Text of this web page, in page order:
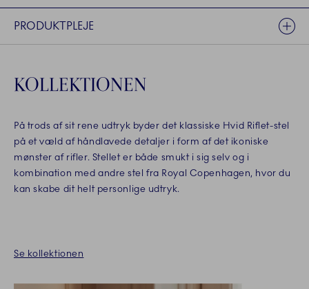
PRODUKTPLEJE
KOLLEKTIONEN
På trods af sit rene udtryk byder det klassiske Hvid Riflet-stel
på et væld af håndlavede detaljer i form af det ikoniske
mønster af rifler. Stellet er både smukt i sig selv og i
kombination med andre stel fra Royal Copenhagen, hvor du
kan skabe dit helt personlige udtryk.
Se kollektionen